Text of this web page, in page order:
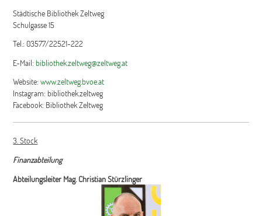
Städtische Bibliothek Zeltweg
Schulgasse 15
Tel.: 03577/22521-222
E-Mail:bibliothek.zeltweg@zeltweg.at
Website:www.zeltweg.bvoe.at
Instagram: bibliothek.zeltweg
Facebook: Bibliothek Zeltweg
3. Stock
Finanzabteilung
Abteilungsleiter Mag. Christian Stürzlinger